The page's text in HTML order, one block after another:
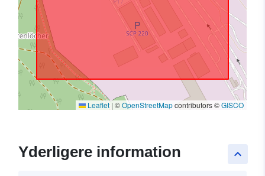
Leaflet | ©OpenStreetMapcontributors ©GISCO
keyboard_arrow_up
Yderligere information